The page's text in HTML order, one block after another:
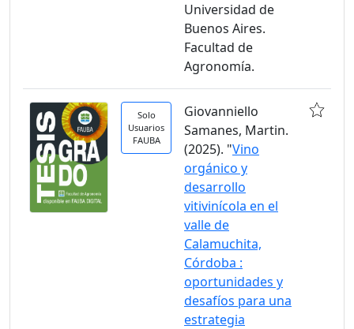
Universidad de
Buenos Aires.
Facultad de
Agronomía.
Solo
Usuarios
FAUBA
Giovanniello
Samanes, Martin.
(2025). "Vino
orgánico y
desarrollo
vitivinícola en el
valle de
Calamuchita,
Córdoba :
oportunidades y
desafíos para una
estrategia